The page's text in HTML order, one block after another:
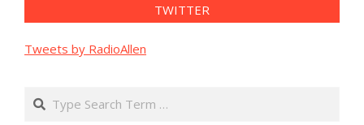
TWITTER
Tweets by RadioAllen
Search